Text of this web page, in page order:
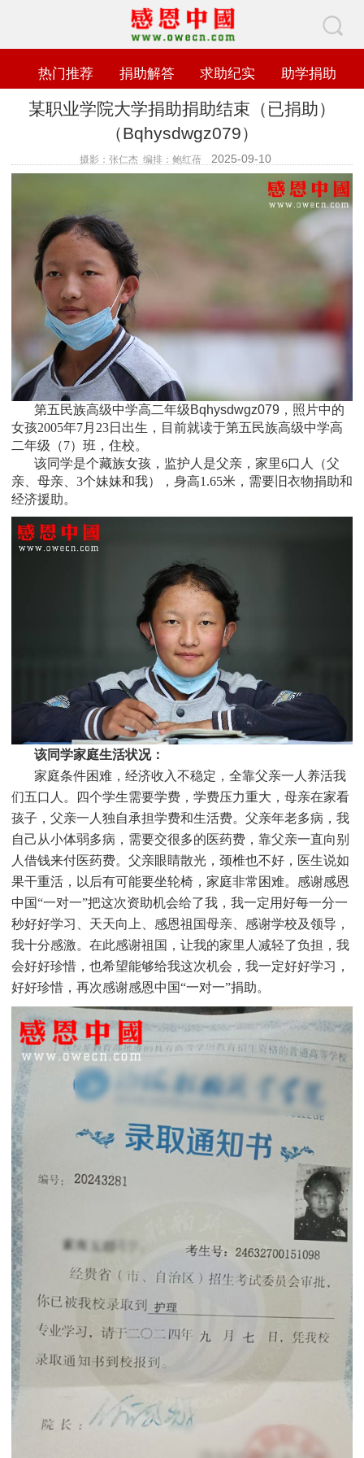
热门推荐 捐助解答 求助纪实 助学捐助
某职业学院大学捐助捐助结束（已捐助）
（Bqhysdwgz079）
摄影：张仁杰 编排：鲍红蓓 2025-09-10
查看数
第五民族高级中学高二年级Bqhysdwgz079，照片中的
女孩2005年7月23日 出生， 目前就读于第五民族高级中学高
二年级 （7）班 ，住校。
该同学是个藏族女孩，监护人是父亲，家里6口人（父
亲、母亲、3个妹妹和我），身高1.65米，需要旧衣物捐助和
经济援助。
该同学家庭生活状况：
家庭条件困难，经济收入不稳定，全靠父亲一人养活我
们五口人。四个学生需要学费，学费压力重大，母亲在家看
孩子，父亲一人独自承担学费和生活费。父亲年老多病，我
自己从小体弱多病，需要交很多的医药费，靠父亲一直向别
人借钱来付医药费。父亲眼睛散光，颈椎也不好，医生说如
果干重活，以后有可能要坐轮椅，家庭非常困难。感谢感恩
中国“一对一”把这次资助机会给了我，我一定用好每一分一
秒好好学习、天天向上、感恩祖国母亲、感谢学校及领导，
我十分感激。在此感谢祖国，让我的家里人减轻了负担，我
会好好珍惜，也希望能够给我这次机会，我一定好好学习，
好好珍惜，再次感谢感恩中国“一对一”捐助。